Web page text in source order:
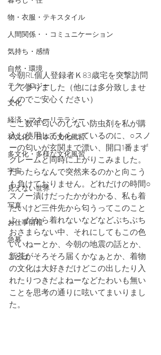
物・衣服・テキスタイル
人間関係・・コミュニケーション
気持ち・感情
自然・環境
テクノロジー
文化
経済・マネーリテラシー
和文化・日本の文化風習
多文化・多様な文化風習
宇宙
見えない世界
写真
お仕事情報
急募
ことば
今朝RL個人登録者Ｋ83歳宅を突撃訪問
して参りました（他には多分致しませ
んのでご安心ください）
ここ数年匂いのしない防虫剤を私が購
入し使用してもらっているのに、○スノ
ーの匂いが玄関まで漂い、開口1番まず
クレームと同時に上がりこみました。
だったらなんで突然来るのかと向こう
も負けておりません。どれだけの時間○
スノー漬けだったかがわかる、私も着
たいけど三件先から匂うってこのこと
よ、だから着れないなどなどぶちぶち
おさまらない中、それにしてもこの色
いいねーとか、今朝の地震の話とか、
新茶がそろそろ届くかなぁとか、着物
の文化は大好きだけどこの出したり入
れたりつきだよねーなどたわいも無い
ことを思考の通りに呟いてまいりまし
た。